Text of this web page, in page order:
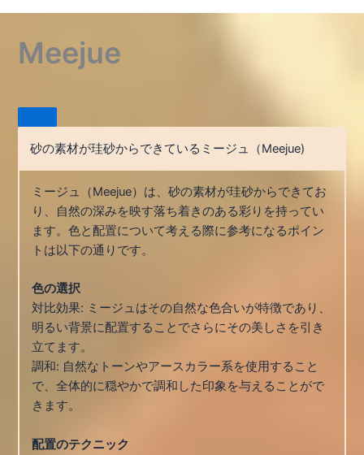
Meejue
砂の素材が珪砂からできているミージュ（Meejue)
ミージュ（Meejue）は、砂の素材が珪砂からできてお
り、自然の深みを映す落ち着きのある彩りを持ってい
ます。色と配置について考える際に参考になるポイン
トは以下の通りです。
色の選択
対比効果: ミージュはその自然な色合いが特徴であり、
明るい背景に配置することでさらにその美しさを引き
立てます。
調和: 自然なトーンやアースカラー系を使用すること
で、全体的に穏やかで調和した印象を与えることがで
きます。
配置のテクニック